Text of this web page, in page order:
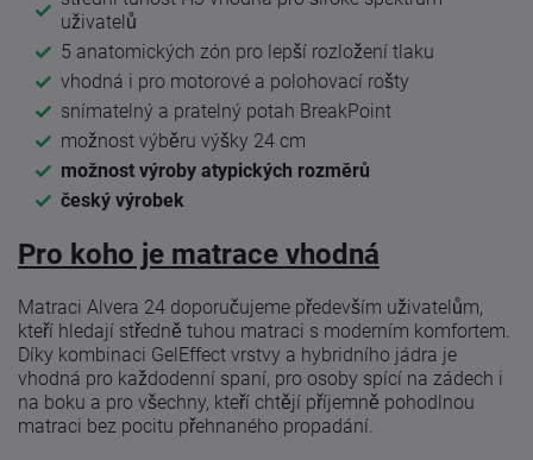
uživatelů
5 anatomických zón pro lepší rozložení tlaku
vhodná i pro motorové a polohovací rošty
snímatelný a pratelný potah BreakPoint
možnost výběru výšky 24 cm
možnost výroby atypických rozměrů
český výrobek
Pro koho je matrace vhodná
Matraci Alvera 24 doporučujeme především uživatelům,
kteří hledají středně tuhou matraci s moderním komfortem.
Díky kombinaci GelEffect vrstvy a hybridního jádra je
vhodná pro každodenní spaní, pro osoby spící na zádech i
na boku a pro všechny, kteří chtějí příjemně pohodlnou
matraci bez pocitu přehnaného propadání.